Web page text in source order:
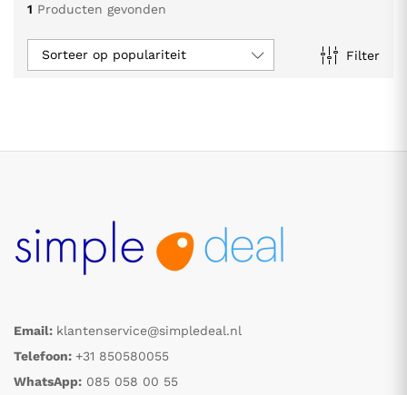
1 Producten gevonden
Filter
Sorteer op populariteit
Email: klantenservice@simpledeal.nl
Telefoon: +31 850580055
WhatsApp: 085 058 00 55